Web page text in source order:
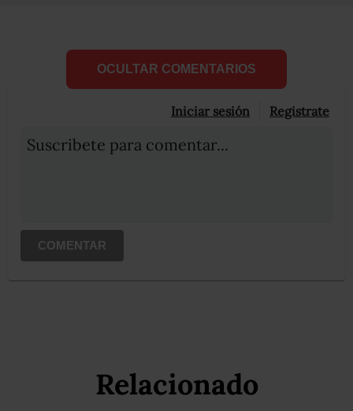
OCULTAR COMENTARIOS
Iniciar sesión Registrate
Suscribete para comentar...
COMENTAR
Relacionado